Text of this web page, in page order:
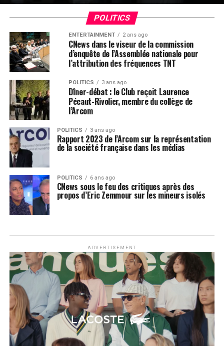
POLITICS
ENTERTAINMENT 2 ans ago
CNews dans le viseur de la commission
d’enquête de l’Assemblée nationale pour
l’attribution des fréquences TNT
POLITICS 3 ans ago
Dîner-débat : le Club reçoit Laurence
Pécaut-Rivolier, membre du collège de
l’Arcom
POLITICS 3 ans ago
Rapport 2023 de l’Arcom sur la représentation
de la société française dans les médias
POLITICS 6 ans ago
CNews sous le feu des critiques après des
propos d’Eric Zemmour sur les mineurs isolés
ADVERTISEMENT